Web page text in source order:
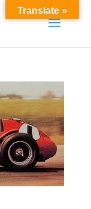
Translate »